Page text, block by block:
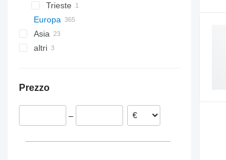
Trieste
Europa
Belgio
Wingene
Norvegia
Asia
altri
Prezzo
–